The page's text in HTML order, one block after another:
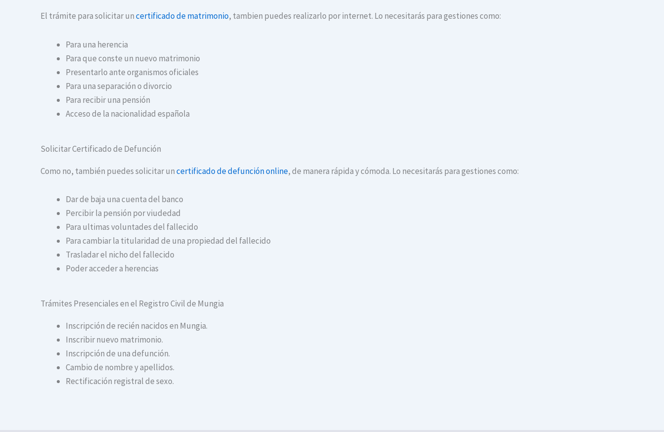
El trámite para solicitar uncertificado de matrimonio, tambien puedes realizarlo por internet. Lo necesitarás para gestiones como:
Para una herencia
Para que conste un nuevo matrimonio
Presentarlo ante organismos oficiales
Para una separación o divorcio
Para recibir una pensión
Acceso de la nacionalidad española
Solicitar Certificado de Defunción
Como no, también puedes solicitar uncertificado de defunción online, de manera rápida y cómoda. Lo necesitarás para gestiones como:
Dar de baja una cuenta del banco
Percibir la pensión por viudedad
Para ultimas voluntades del fallecido
Para cambiar la titularidad de una propiedad del fallecido
Trasladar el nicho del fallecido
Poder acceder a herencias
Trámites Presenciales en el Registro Civil de Mungia
Inscripción de recién nacidos en Mungia.
Inscribir nuevo matrimonio.
Inscripción de una defunción.
Cambio de nombre y apellidos.
Rectificación registral de sexo.